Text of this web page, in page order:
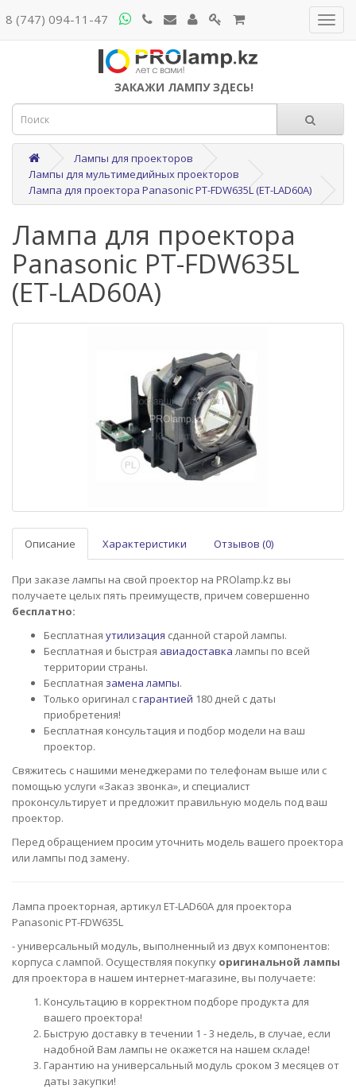
8 (747) 094-11-47
ЗАКАЖИ ЛАМПУ ЗДЕСЬ!
Лампы для проекторов
Лампы для мультимедийных проекторов
Лампа для проектора Panasonic PT-FDW635L (ET-LAD60A)
Лампа для проектора
Panasonic PT-FDW635L
(ET-LAD60A)
Описание Характеристики Отзывов (0)
При заказе лампы на свой проектор на PROlamp.kz вы
получаете целых пять преимуществ, причем совершенно
бесплатно:
Бесплатная утилизация сданной старой лампы.
Бесплатная и быстрая авиадоставкалампы по всей
территории страны.
Бесплатная замена лампы.
Только оригинал сгарантией 180 дней с даты
приобретения!
Бесплатная консультация и подбор модели на ваш
проектор.
Свяжитесь с нашими менеджерами по телефонам выше или с
помощью услуги «Заказ звонка», и специалист
проконсультирует и предложит правильную модель под ваш
проектор.
Перед обращением просим уточнить модель вашего проектора
или лампы под замену.
Лампа проекторная, артикул ET-LAD60A для проектора
Panasonic PT-FDW635L
- универсальный модуль, выполненный из двух компонентов:
корпуса с лампой. Осуществляя покупку оригинальной лампы
для проектора в нашем интернет-магазине, вы получаете:
Консультацию в корректном подборе продукта для
вашего проектора!
Быструю доставку в течении 1 - 3 недель, в случае, если
надобной Вам лампы не окажется на нашем складе!
Гарантию на универсальный модуль сроком 3 месяцев от
даты закупки!